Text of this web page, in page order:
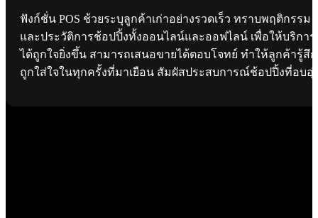
ฟังก์ชั่น POS ช้วยระบุลูกค้าเก่าอย่างรวดเร็ว ทราบพฤติกรรม
และประวัติการช้อปปิ้งทั้งออนไลน์และออฟไลน์ เพื่อให้บริการ
ได้ถูกใจยิ่งขึ้น สามารถเสนอขายได้ตอบโจทย์ ทำให้ลูกค้ารู้สึก
ถูกใส่ใจในทุกครั้งที่มาเยือน สัมผัสประสบการณ์ช้อปปิ้งที่อบอุ่